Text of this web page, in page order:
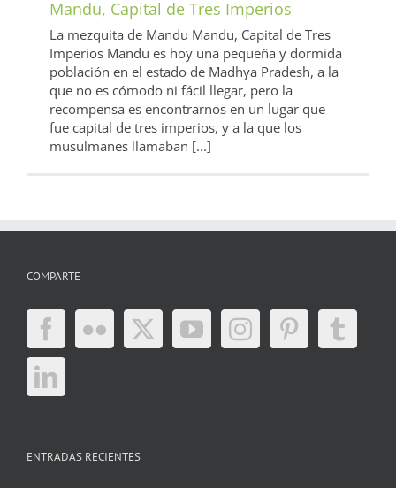
Mandu, Capital de Tres Imperios
La mezquita de Mandu Mandu, Capital de Tres
Imperios Mandu es hoy una pequeña y dormida
población en el estado de Madhya Pradesh, a la
que no es cómodo ni fácil llegar, pero la
recompensa es encontrarnos en un lugar que
fue capital de tres imperios, y a la que los
musulmanes llamaban [...]
COMPARTE
ENTRADAS RECIENTES